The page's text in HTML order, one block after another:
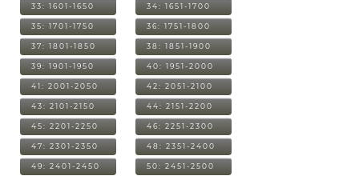
33: 1601-1650 34: 1651-1700
35: 1701-1750 36: 1751-1800
37: 1801-1850 38: 1851-1900
39: 1901-1950 40: 1951-2000
41: 2001-2050 42: 2051-2100
43: 2101-2150 44: 2151-2200
45: 2201-2250 46: 2251-2300
47: 2301-2350 48: 2351-2400
49: 2401-2450 50: 2451-2500